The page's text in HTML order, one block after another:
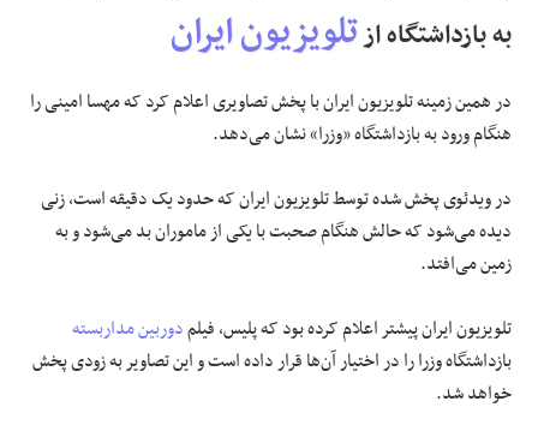
به بازداشتگاه ازتلویزیون ایران
در همین زمینه تلویزیون ایران با پخش تصاویری اعلام کرد که مهسا امینی را
هنگام ورود به بازداشتگاه «وزرا» نشان می‌دهد.
در ویدئوی پخش شده توسط تلویزیون ایران که حدود یک دقیقه است، زنی
دیده می‌شود که حالش هنگام صحبت با یکی از ماموران بد می‌شود و به
زمین می‌افتد.
تلویزیون ایران پیشتر اعلام کرده بود که پلیس، فیلمدوربین مداربسته
بازداشتگاه وزرا را در اختیار آن‌ها قرار داده است و این تصاویر به زودی پخش
خواهد شد.